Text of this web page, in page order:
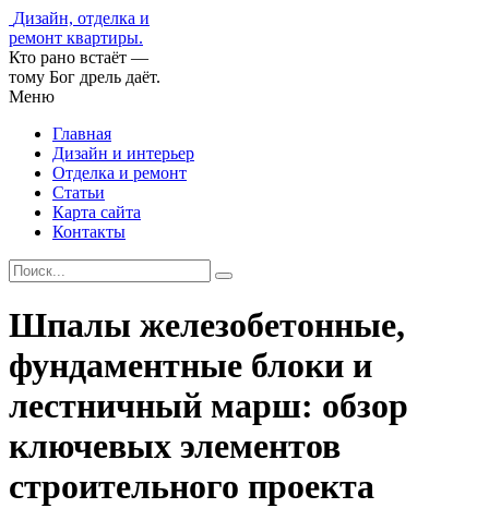
Дизайн, отделка и
ремонт квартиры.
Кто рано встаёт —
тому Бог дрель даёт.
Меню
Главная
Дизайн и интерьер
Отделка и ремонт
Статьи
Карта сайта
Контакты
Шпалы железобетонные,
фундаментные блоки и
лестничный марш: обзор
ключевых элементов
строительного проекта